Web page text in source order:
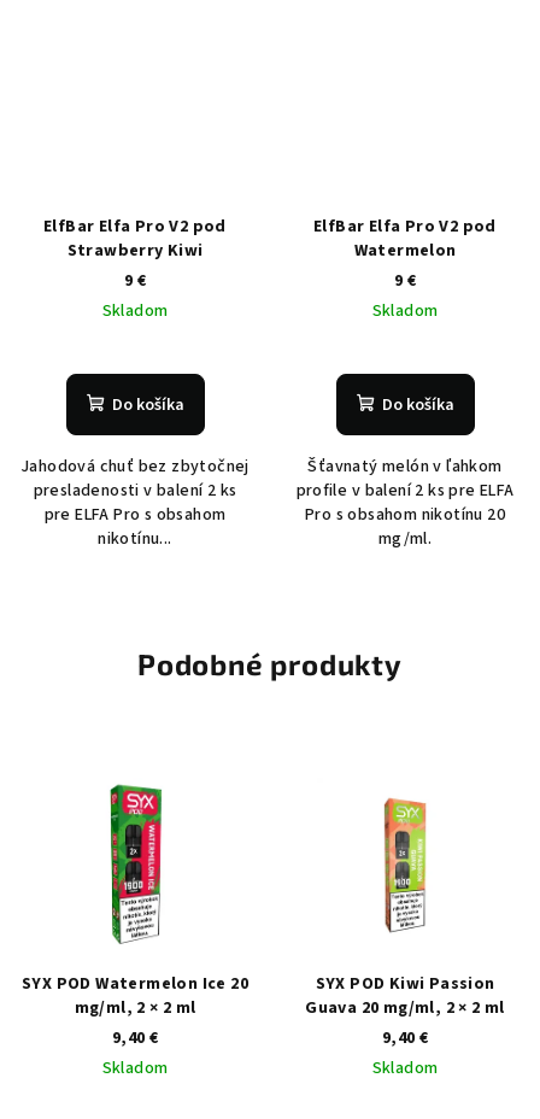
ElfBar Elfa Pro V2 pod
Strawberry Kiwi
9 €
Skladom
Do košíka
Jahodová chuť bez zbytočnej
presladenosti v balení 2 ks
pre ELFA Pro s obsahom
nikotínu...
ElfBar Elfa Pro V2 pod
Watermelon
9 €
Skladom
Do košíka
Šťavnatý melón v ľahkom
profile v balení 2 ks pre ELFA
Pro s obsahom nikotínu 20
mg/ml.
Podobné produkty
SYX POD Watermelon Ice 20
mg/ml, 2 × 2 ml
9,40 €
Skladom
SYX POD Kiwi Passion
Guava 20 mg/ml, 2 × 2 ml
9,40 €
Skladom